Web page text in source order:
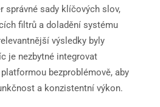
správné sady klíčových slov,
filtrů a doladění systému
výsledky byly
je nezbytné integrovat
bezproblémově, aby
a konzistentní výkon.